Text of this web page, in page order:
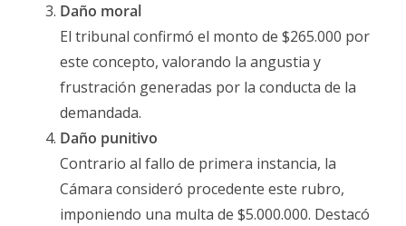
Daño moral
El tribunal confirmó el monto de $265.000 por
este concepto, valorando la angustia y
frustración generadas por la conducta de la
demandada.
Daño punitivo
Contrario al fallo de primera instancia, la
Cámara consideró procedente este rubro,
imponiendo una multa de $5.000.000. Destacó